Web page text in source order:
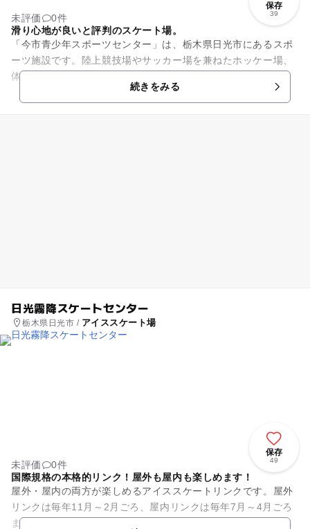
保存
39
未評価
0件
滑り心地が良いと評判のスケート場。
「今市青少年スポーツセンター」は、栃木県日光市にあるスポ
ーツ施設です。陸上競技場やサッカー場を兼ねたホッケー場、
体育館があり、180名が宿泊できる宿泊棟も整備されていま
す。また、敷地内には屋内ス...続きをみる
日光霧降スケートセンター
栃木県日光市 / アイススケート場
保存
49
未評価
0件
国際規格の本格的リンク！屋外も屋内も楽しめます！
屋外・屋内の両方が楽しめるアイススケートリンクです。屋外
リンクは毎年11月～2月ごろ、屋内リンクは毎年7月～4月ごろ
まで利用できます。どちらも国際規格の本格的なリンクなの